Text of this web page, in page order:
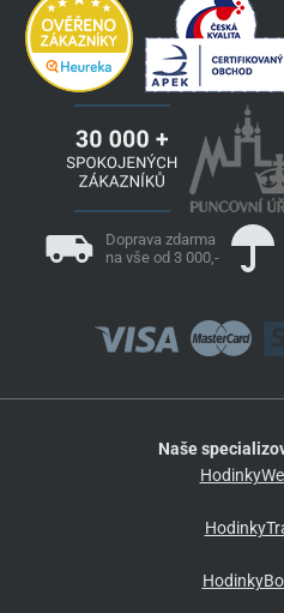
Doprava zdarma
na vše od 3 000,-
Naše